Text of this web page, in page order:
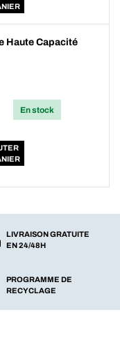
Haute Capacité
En stock
LIVRAISON GRATUITE
EN 24/48H
PROGRAMME DE
RECYCLAGE